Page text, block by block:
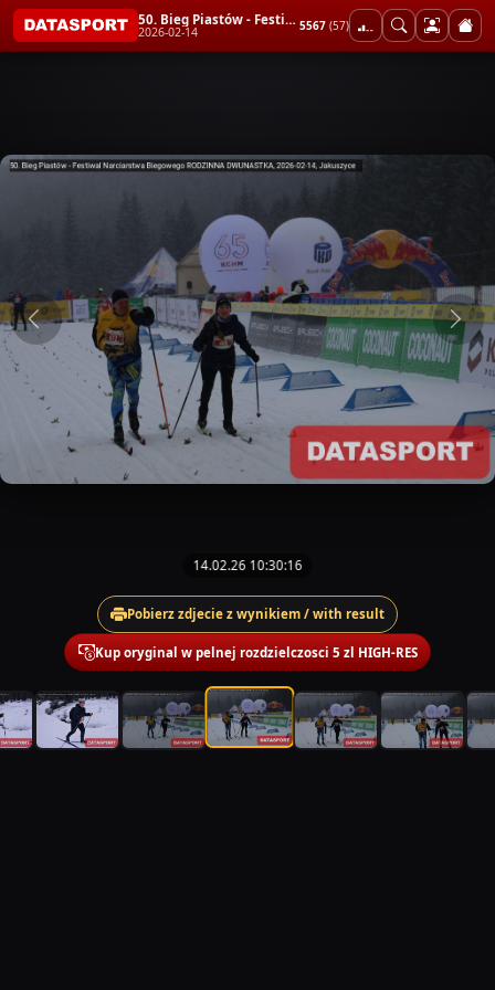
50. Bieg Piastów - Festiwal Narciarstwa Biegowego RODZINNA DWUNASTKA
2026-02-14 5567 (57)
14.02.26 10:30:16
Pobierz zdjecie z wynikiem / with result
Kup oryginal w pelnej rozdzielczosci 5 zl HIGH-RES